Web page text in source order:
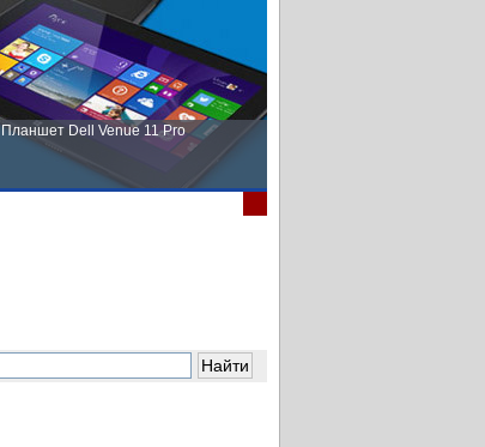
Планшет Dell Venue 11 Pro